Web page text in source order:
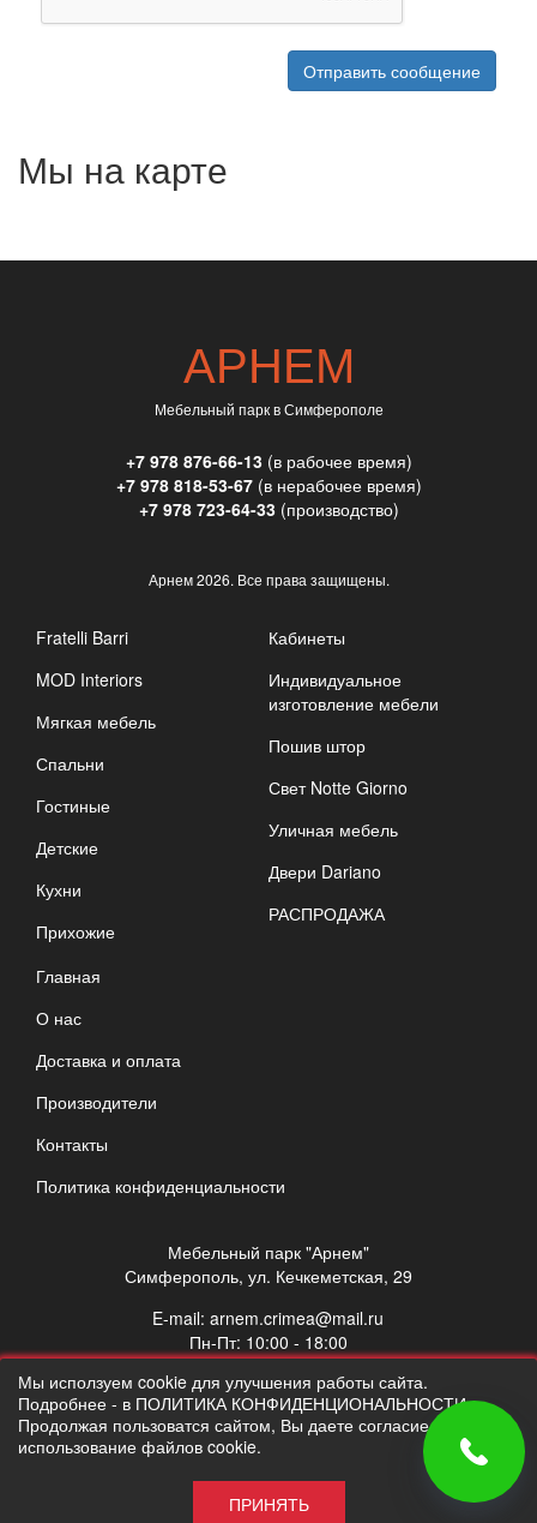
Мы на карте
АРНЕМ
Мебельный парк в Симферополе
+7 978 876-66-13(в рабочее время)
+7 978 818-53-67(в нерабочее время)
+7 978 723-64-33(производство)
Арнем2026. Все права защищены.
Fratelli Barri
MOD Interiors
Мягкая мебель
Спальни
Гостиные
Детские
Кухни
Прихожие
Кабинеты
Индивидуальное
изготовление мебели
Пошив штор
Свет Notte Giorno
Уличная мебель
Двери Dariano
РАСПРОДАЖА
Главная
О нас
Доставка и оплата
Производители
Контакты
Политика конфиденциальности
Мебельный парк "Арнем"
Симферополь, ул. Кечкеметская, 29
E-mail:arnem.crimea@mail.ru
Пн-Пт: 10:00 - 18:00
Сб: 10:00 - 17:00
Вс: выходной
Мы исползуем cookie для улучшения работы сайта.
Подробнее - в ПОЛИТИКА КОНФИДЕНЦИОНАЛЬНОСТИ.
Продолжая пользоватся сайтом, Вы даете согласие на
использование файлов cookie.
ПРИНЯТЬ